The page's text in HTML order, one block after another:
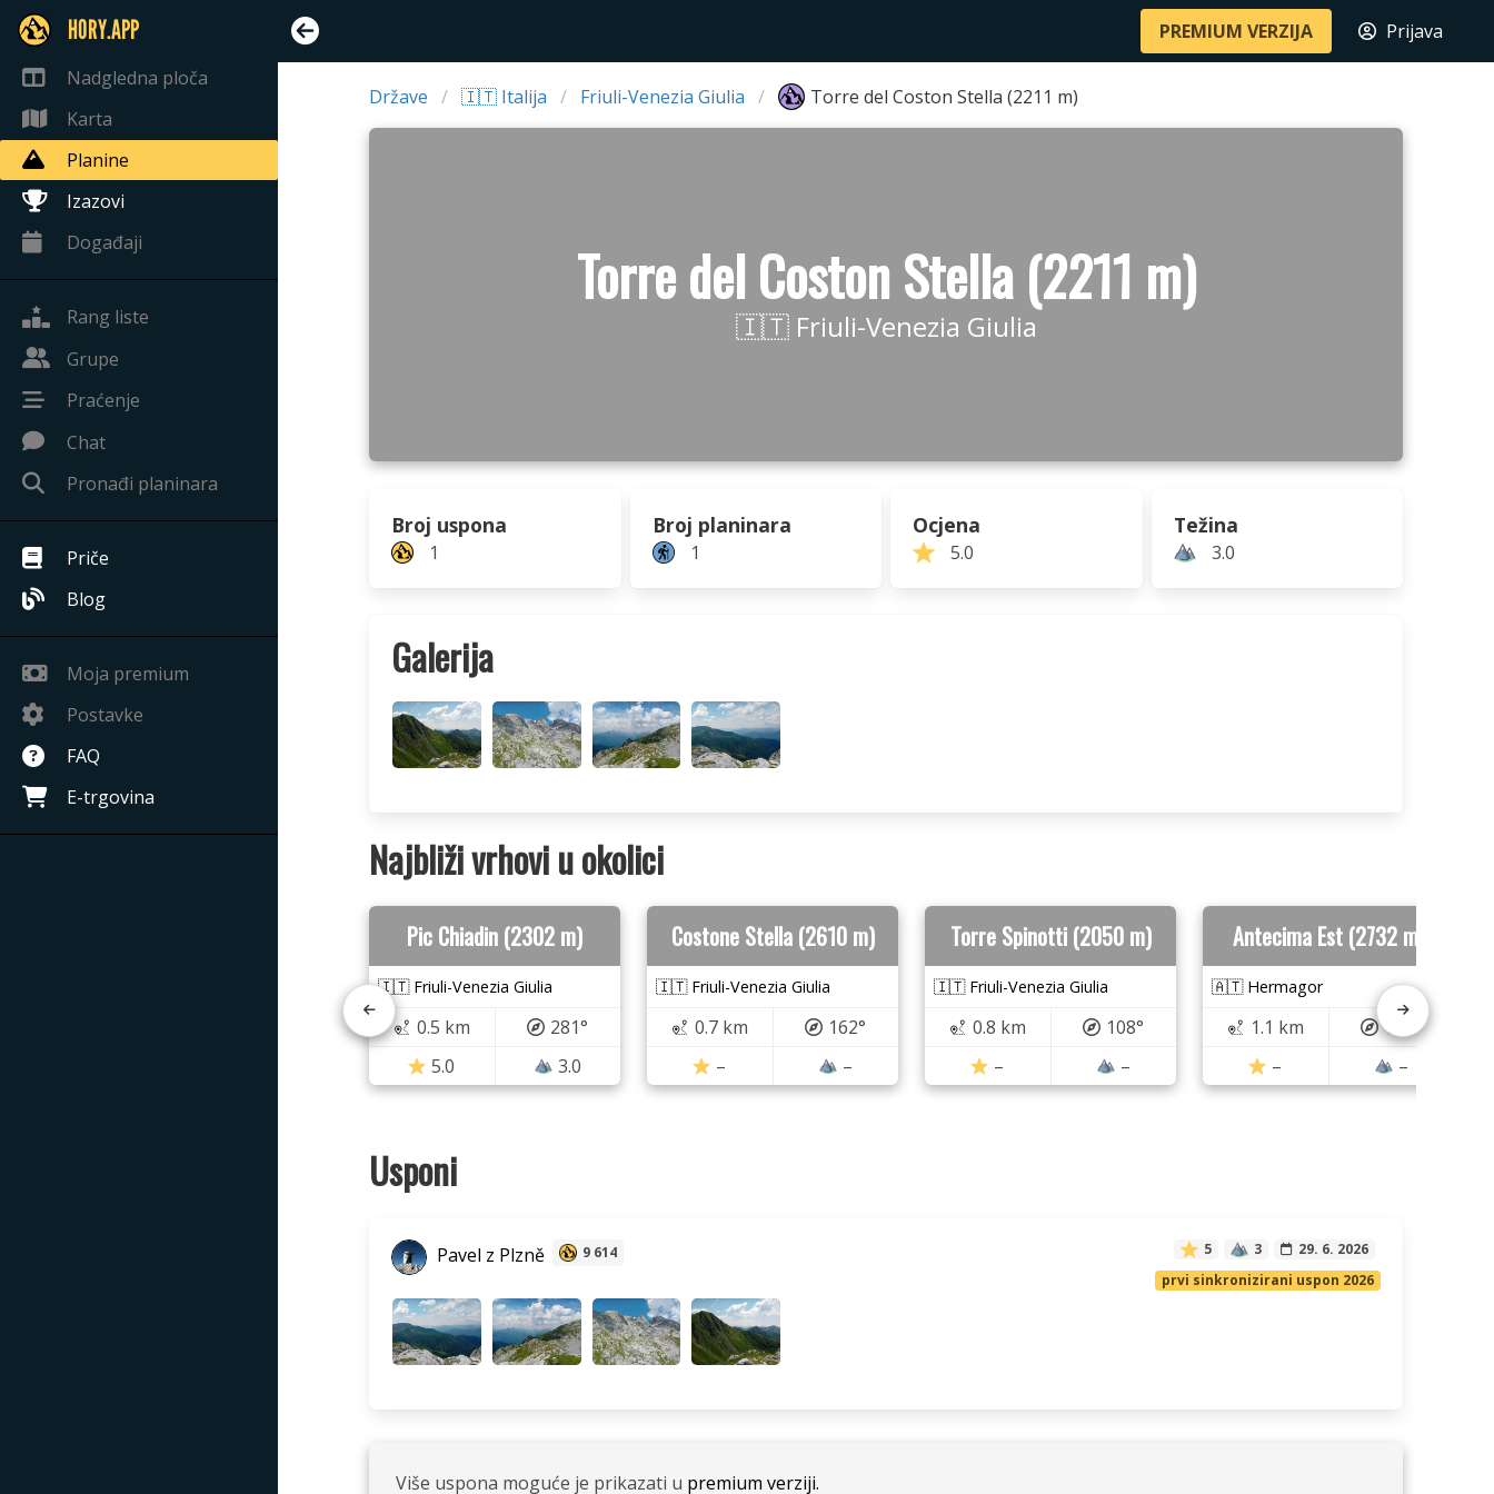
HORY.APP
Nadgledna ploča
Karta
Planine
Izazovi
Događaji
Rang liste
Grupe
Praćenje
Chat
Pronađi planinara
Priče
Blog
Moja premium
Postavke
FAQ
E-trgovina
PREMIUM VERZIJA Prijava
Države 🇮🇹 Italija Friuli-Venezia Giulia Torre del Coston Stella (2211 m)
Torre del Coston Stella (2211 m)
🇮🇹 Friuli-Venezia Giulia
Broj uspona
1
Broj planinara
1
Ocjena
5.0
Težina
3.0
Galerija
Najbliži vrhovi u okolici
Pic Chiadin (2302 m)
🇮🇹 Friuli-Venezia Giulia
0.5 km
281°
5.0
3.0
Costone Stella (2610 m)
🇮🇹 Friuli-Venezia Giulia
0.7 km
162°
–
–
Torre Spinotti (2050 m)
🇮🇹 Friuli-Venezia Giulia
0.8 km
108°
–
–
Antecima Est (2732 m)
🇦🇹 Hermagor
1.1 km
181°
–
–
Usponi
Pavel z Plzně 9 614 5 3
29. 6. 2026
prvi sinkronizirani uspon 2026
Više uspona moguće je prikazati u premium verziji.